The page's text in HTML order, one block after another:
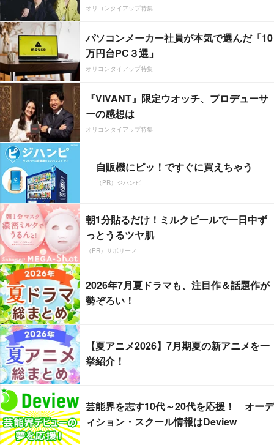
オリコンタイアップ特集
パソコンメーカー社員が本気で選んだ「10
万円台PC３選」
オリコンタイアップ特集
『VIVANT』限定ウオッチ、プロデューサ
ーの感想は
オリコンタイアップ特集
自販機にピッ！ですぐに買えちゃう
（PR）ジハンピ
朝1分貼るだけ！ミルクピールで一日中ず
っとうるツヤ肌
（PR）サボリーノ
2026年7月夏ドラマも、注目作＆話題作が
勢ぞろい！
【夏アニメ2026】7月期夏の新アニメを一
挙紹介！
芸能界を志す10代～20代を応援！ オーデ
ィション・スクール情報はDeview